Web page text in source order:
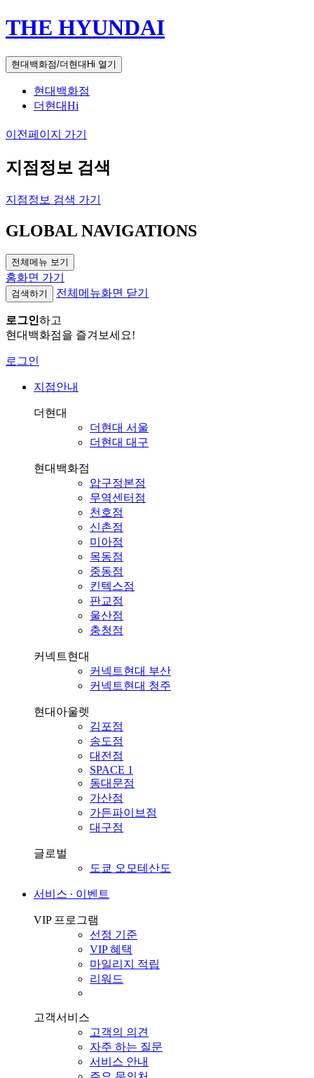
THE HYUNDAI
현대백화점/더현대Hi 열기
현대백화점
더현대Hi
이전페이지 가기
지점정보 검색
지점정보 검색 가기
GLOBAL NAVIGATIONS
전체메뉴 보기
홈화면 가기
검색하기 전체메뉴화면 닫기
로그인하고
현대백화점을 즐겨보세요!
로그인
지점안내
더현대
더현대 서울
더현대 대구
현대백화점
압구정본점
무역센터점
천호점
신촌점
미아점
목동점
중동점
킨텍스점
판교점
울산점
충청점
커넥트현대
커넥트현대 부산
커넥트현대 청주
현대아울렛
김포점
송도점
대전점
SPACE 1
동대문점
가산점
가든파이브점
대구점
글로벌
도쿄 오모테산도
서비스 ∙ 이벤트
VIP 프로그램
선정 기준
VIP 혜택
마일리지 적립
리워드
고객서비스
고객의 의견
자주 하는 질문
서비스 안내